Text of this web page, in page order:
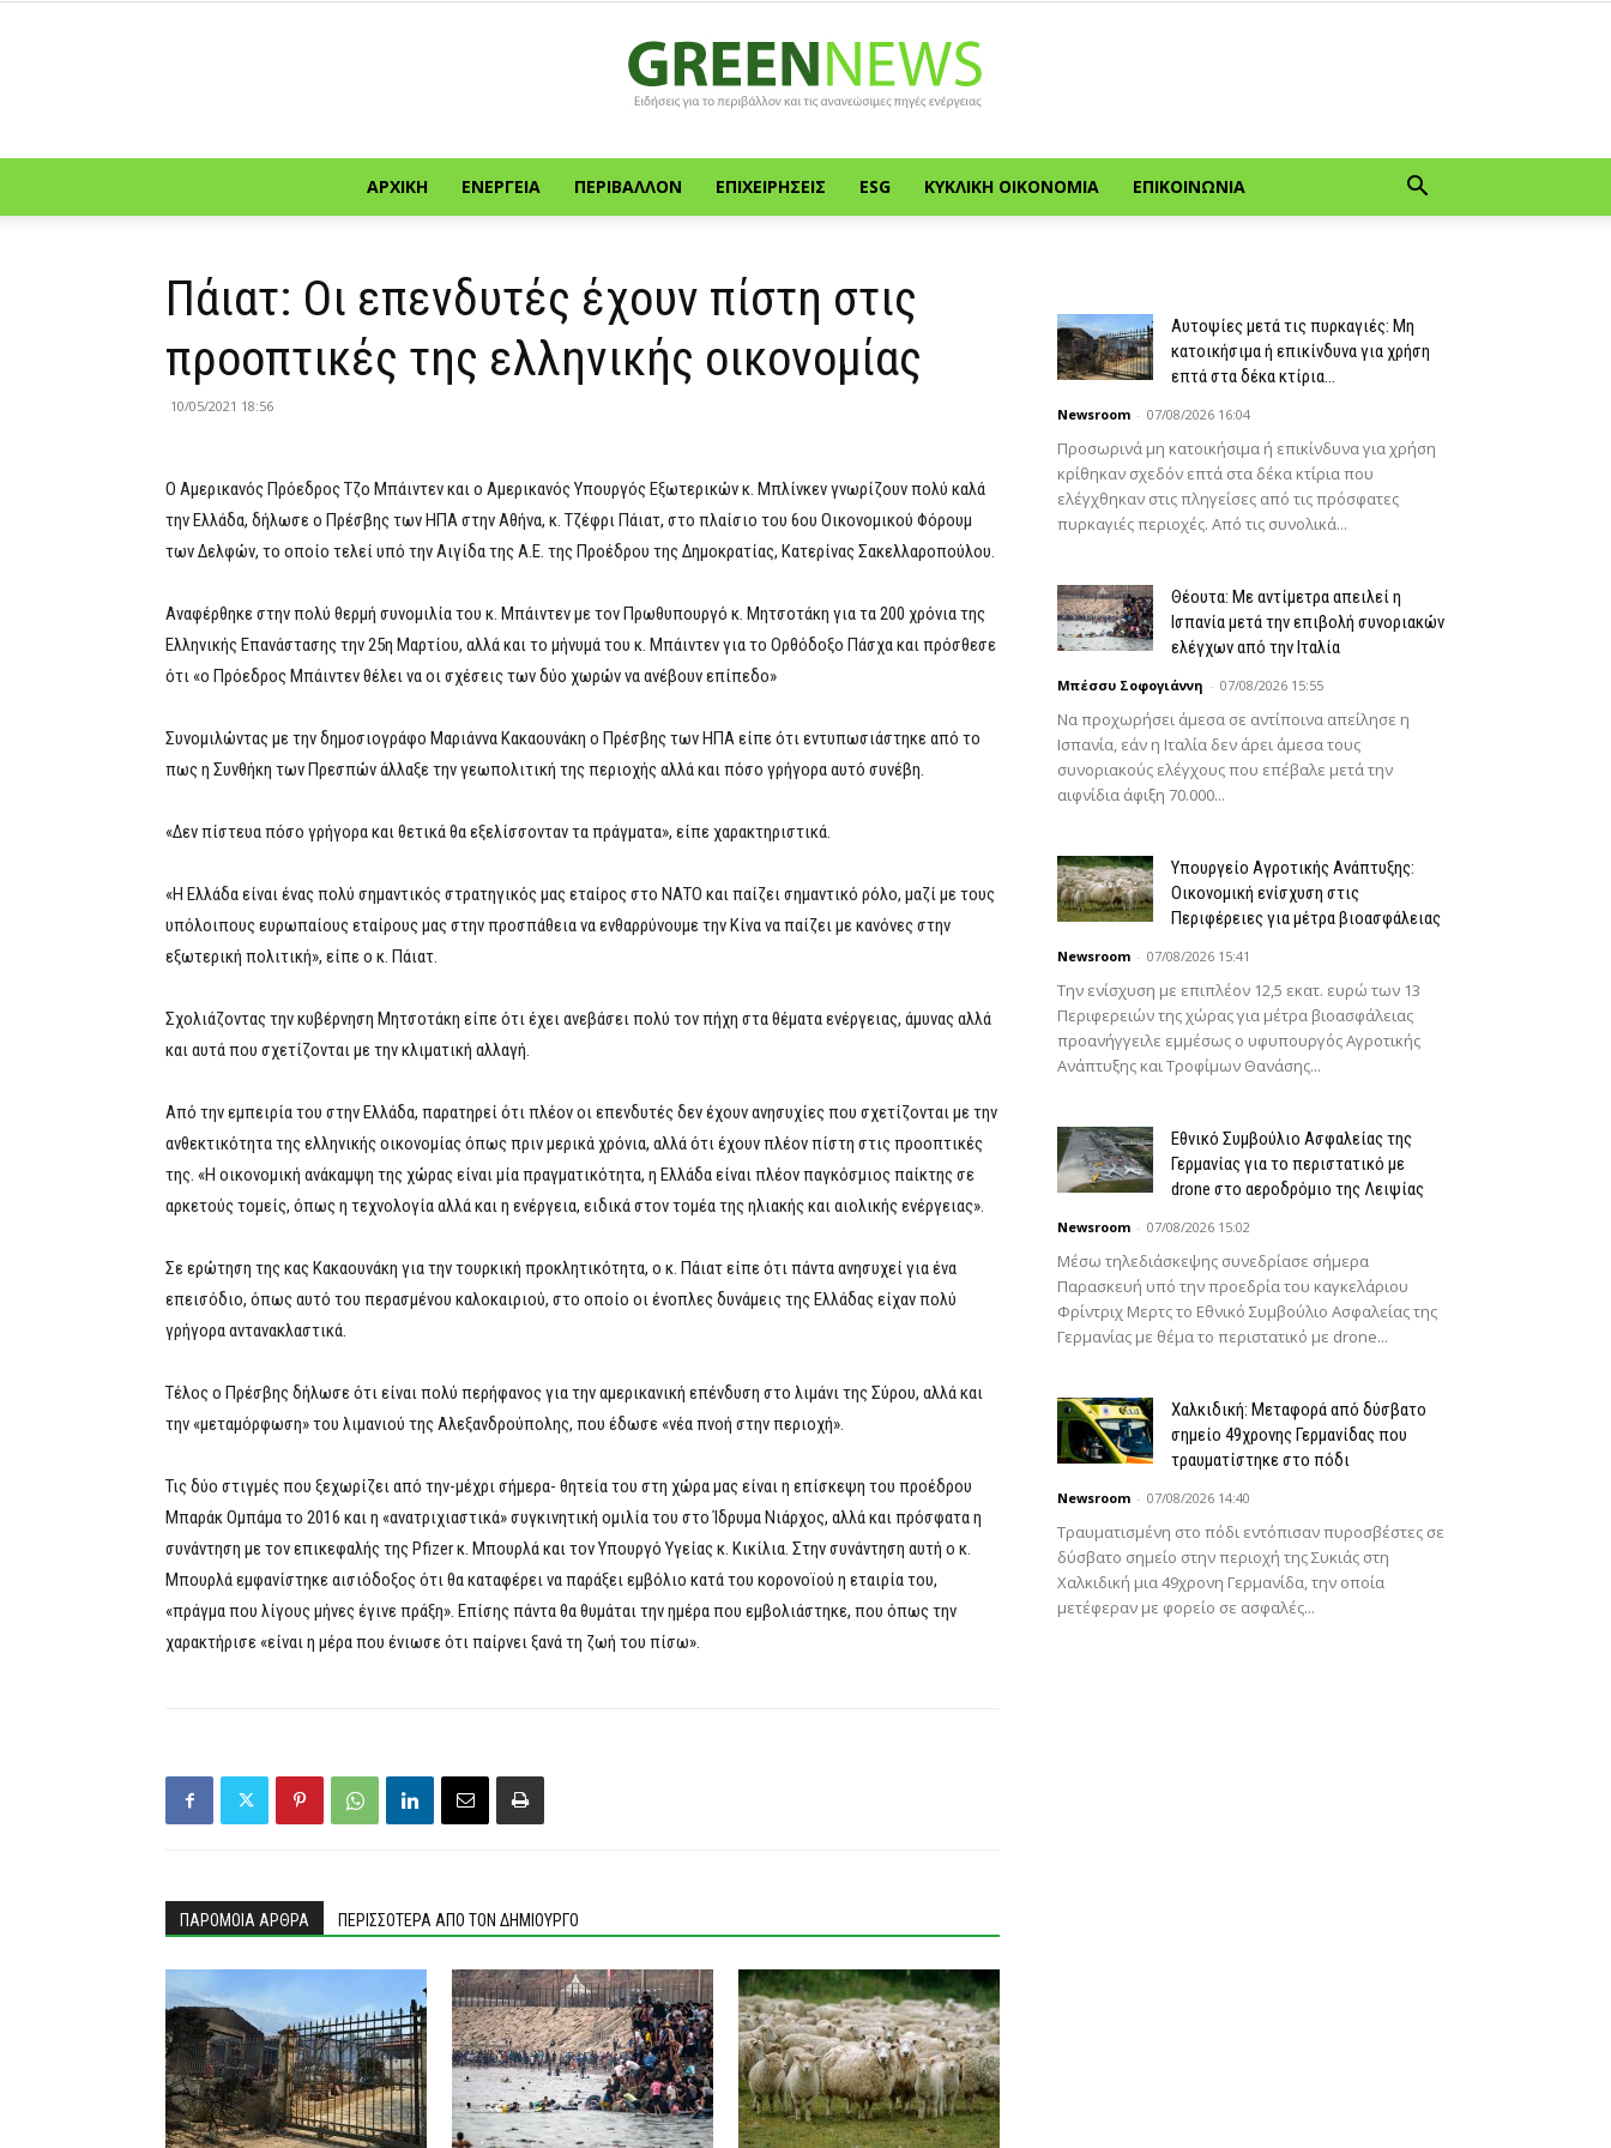
Green
News
ΑΡΧΙΚΉ ΕΝΈΡΓΕΙΑ ΠΕΡΙΒΆΛΛΟΝ ΕΠΙΧΕΙΡΉΣΕΙΣ ESG ΚΥΚΛΙΚΉ ΟΙΚΟΝΟΜΊΑ ΕΠΙΚΟΙΝΩΝΊΑ
Πάιατ: Οι επενδυτές έχουν πίστη στις
προοπτικές της ελληνικής οικονομίας
10/05/2021 18:56
Ο Αμερικανός Πρόεδρος Τζο Μπάιντεν και ο Αμερικανός Υπουργός Εξωτερικών κ. Μπλίνκεν γνωρίζουν πολύ καλά
την Ελλάδα, δήλωσε ο Πρέσβης των ΗΠΑ στην Αθήνα, κ. Τζέφρι Πάιατ, στo πλαίσιo του 6ου Οικονομικού Φόρουμ
των Δελφών, το οποίο τελεί υπό την Αιγίδα της Α.Ε. της Προέδρου της Δημοκρατίας, Κατερίνας Σακελλαροπούλου.
Aναφέρθηκε στην πολύ θερμή συνομιλία του κ. Μπάιντεν με τον Πρωθυπουργό κ. Μητσοτάκη για τα 200 χρόνια της
Ελληνικής Επανάστασης την 25η Μαρτίου, αλλά και το μήνυμά του κ. Μπάιντεν για το Ορθόδοξο Πάσχα και πρόσθεσε
ότι «ο Πρόεδρος Μπάιντεν θέλει να οι σχέσεις των δύο χωρών να ανέβουν επίπεδο»
Συνομιλώντας με την δημοσιογράφο Μαριάννα Κακαουνάκη ο Πρέσβης των ΗΠΑ είπε ότι εντυπωσιάστηκε από το
πως η Συνθήκη των Πρεσπών άλλαξε την γεωπολιτική της περιοχής αλλά και πόσο γρήγορα αυτό συνέβη.
«Δεν πίστευα πόσο γρήγορα και θετικά θα εξελίσσονταν τα πράγματα», είπε χαρακτηριστικά.
«Η Ελλάδα είναι ένας πολύ σημαντικός στρατηγικός μας εταίρος στο ΝΑΤΟ και παίζει σημαντικό ρόλο, μαζί με τους
υπόλοιπους ευρωπαίους εταίρους μας στην προσπάθεια να ενθαρρύνουμε την Κίνα να παίζει με κανόνες στην
εξωτερική πολιτική», είπε ο κ. Πάιατ.
Σχολιάζοντας την κυβέρνηση Μητσοτάκη είπε ότι έχει ανεβάσει πολύ τον πήχη στα θέματα ενέργειας, άμυνας αλλά
και αυτά που σχετίζονται με την κλιματική αλλαγή.
Από την εμπειρία του στην Ελλάδα, παρατηρεί ότι πλέον οι επενδυτές δεν έχουν ανησυχίες που σχετίζονται με την
ανθεκτικότητα της ελληνικής οικονομίας όπως πριν μερικά χρόνια, αλλά ότι έχουν πλέον πίστη στις προοπτικές
της. «Η οικονομική ανάκαμψη της χώρας είναι μία πραγματικότητα, η Ελλάδα είναι πλέον παγκόσμιος παίκτης σε
αρκετούς τομείς, όπως η τεχνολογία αλλά και η ενέργεια, ειδικά στον τομέα της ηλιακής και αιολικής ενέργειας».
Σε ερώτηση της κας Κακαουνάκη για την τουρκική προκλητικότητα, ο κ. Πάιατ είπε ότι πάντα ανησυχεί για ένα
επεισόδιο, όπως αυτό του περασμένου καλοκαιριού, στο οποίο οι ένοπλες δυνάμεις της Ελλάδας είχαν πολύ
γρήγορα αντανακλαστικά.
Τέλος ο Πρέσβης δήλωσε ότι είναι πολύ περήφανος για την αμερικανική επένδυση στο λιμάνι της Σύρου, αλλά και
την «μεταμόρφωση» του λιμανιού της Αλεξανδρούπολης, που έδωσε «νέα πνοή στην περιοχή».
Τις δύο στιγμές που ξεχωρίζει από την-μέχρι σήμερα- θητεία του στη χώρα μας είναι η επίσκεψη του προέδρου
Μπαράκ Ομπάμα το 2016 και η «ανατριχιαστικά» συγκινητική ομιλία του στο Ίδρυμα Νιάρχος, αλλά και πρόσφατα η
συνάντηση με τον επικεφαλής της Pfizer κ. Μπουρλά και τον Υπουργό Υγείας κ. Κικίλια. Στην συνάντηση αυτή ο κ.
Μπουρλά εμφανίστηκε αισιόδοξος ότι θα καταφέρει να παράξει εμβόλιο κατά του κορονοϊού η εταιρία του,
«πράγμα που λίγους μήνες έγινε πράξη». Επίσης πάντα θα θυμάται την ημέρα που εμβολιάστηκε, που όπως την
χαρακτήρισε «είναι η μέρα που ένιωσε ότι παίρνει ξανά τη ζωή του πίσω».
ΠΑΡΟΜΟΙΑ ΑΡΘΡΑ ΠΕΡΙΣΣΟΤΕΡΑ ΑΠΟ ΤΟΝ ΔΗΜΙΟΥΡΓΟ
Αυτοψίες μετά τις πυρκαγιές: Μη
κατοικήσιμα ή επικίνδυνα για χρήση
επτά στα δέκα κτίρια...
Newsroom - 07/08/2026 16:04
Προσωρινά μη κατοικήσιμα ή επικίνδυνα για χρήση
κρίθηκαν σχεδόν επτά στα δέκα κτίρια που
ελέγχθηκαν στις πληγείσες από τις πρόσφατες
πυρκαγιές περιοχές. Από τις συνολικά...
Θέουτα: Με αντίμετρα απειλεί η
Ισπανία μετά την επιβολή συνοριακών
ελέγχων από την Ιταλία
Μπέσσυ Σοφογιάννη - 07/08/2026 15:55
Να προχωρήσει άμεσα σε αντίποινα απείλησε η
Ισπανία, εάν η Ιταλία δεν άρει άμεσα τους
συνοριακούς ελέγχους που επέβαλε μετά την
αιφνίδια άφιξη 70.000...
Υπουργείο Αγροτικής Ανάπτυξης:
Οικονομική ενίσχυση στις
Περιφέρειες για μέτρα βιοασφάλειας
Newsroom - 07/08/2026 15:41
Την ενίσχυση με επιπλέον 12,5 εκατ. ευρώ των 13
Περιφερειών της χώρας για μέτρα βιοασφάλειας
προανήγγειλε εμμέσως ο υφυπουργός Αγροτικής
Ανάπτυξης και Τροφίμων Θανάσης...
Εθνικό Συμβούλιο Ασφαλείας της
Γερμανίας για το περιστατικό με
drone στο αεροδρόμιο της Λειψίας
Newsroom - 07/08/2026 15:02
Μέσω τηλεδιάσκεψης συνεδρίασε σήμερα
Παρασκευή υπό την προεδρία του καγκελάριου
Φρίντριχ Μερτς το Εθνικό Συμβούλιο Ασφαλείας της
Γερμανίας με θέμα το περιστατικό με drone...
Χαλκιδική: Μεταφορά από δύσβατο
σημείο 49χρονης Γερμανίδας που
τραυματίστηκε στο πόδι
Newsroom - 07/08/2026 14:40
Τραυματισμένη στο πόδι εντόπισαν πυροσβέστες σε
δύσβατο σημείο στην περιοχή της Συκιάς στη
Χαλκιδική μια 49χρονη Γερμανίδα, την οποία
μετέφεραν με φορείο σε ασφαλές...